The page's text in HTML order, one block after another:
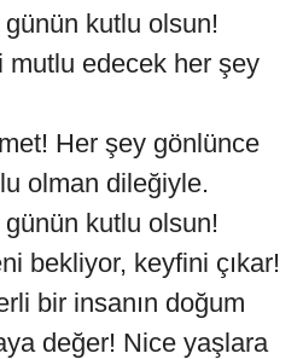
kutlu olsun!
mutlu edecek her şey
Her şey gönlünce
olman dileğiyle.
kutlu olsun!
bekliyor, keyfini çıkar!
bir insanın doğum
değer! Nice yaşlara